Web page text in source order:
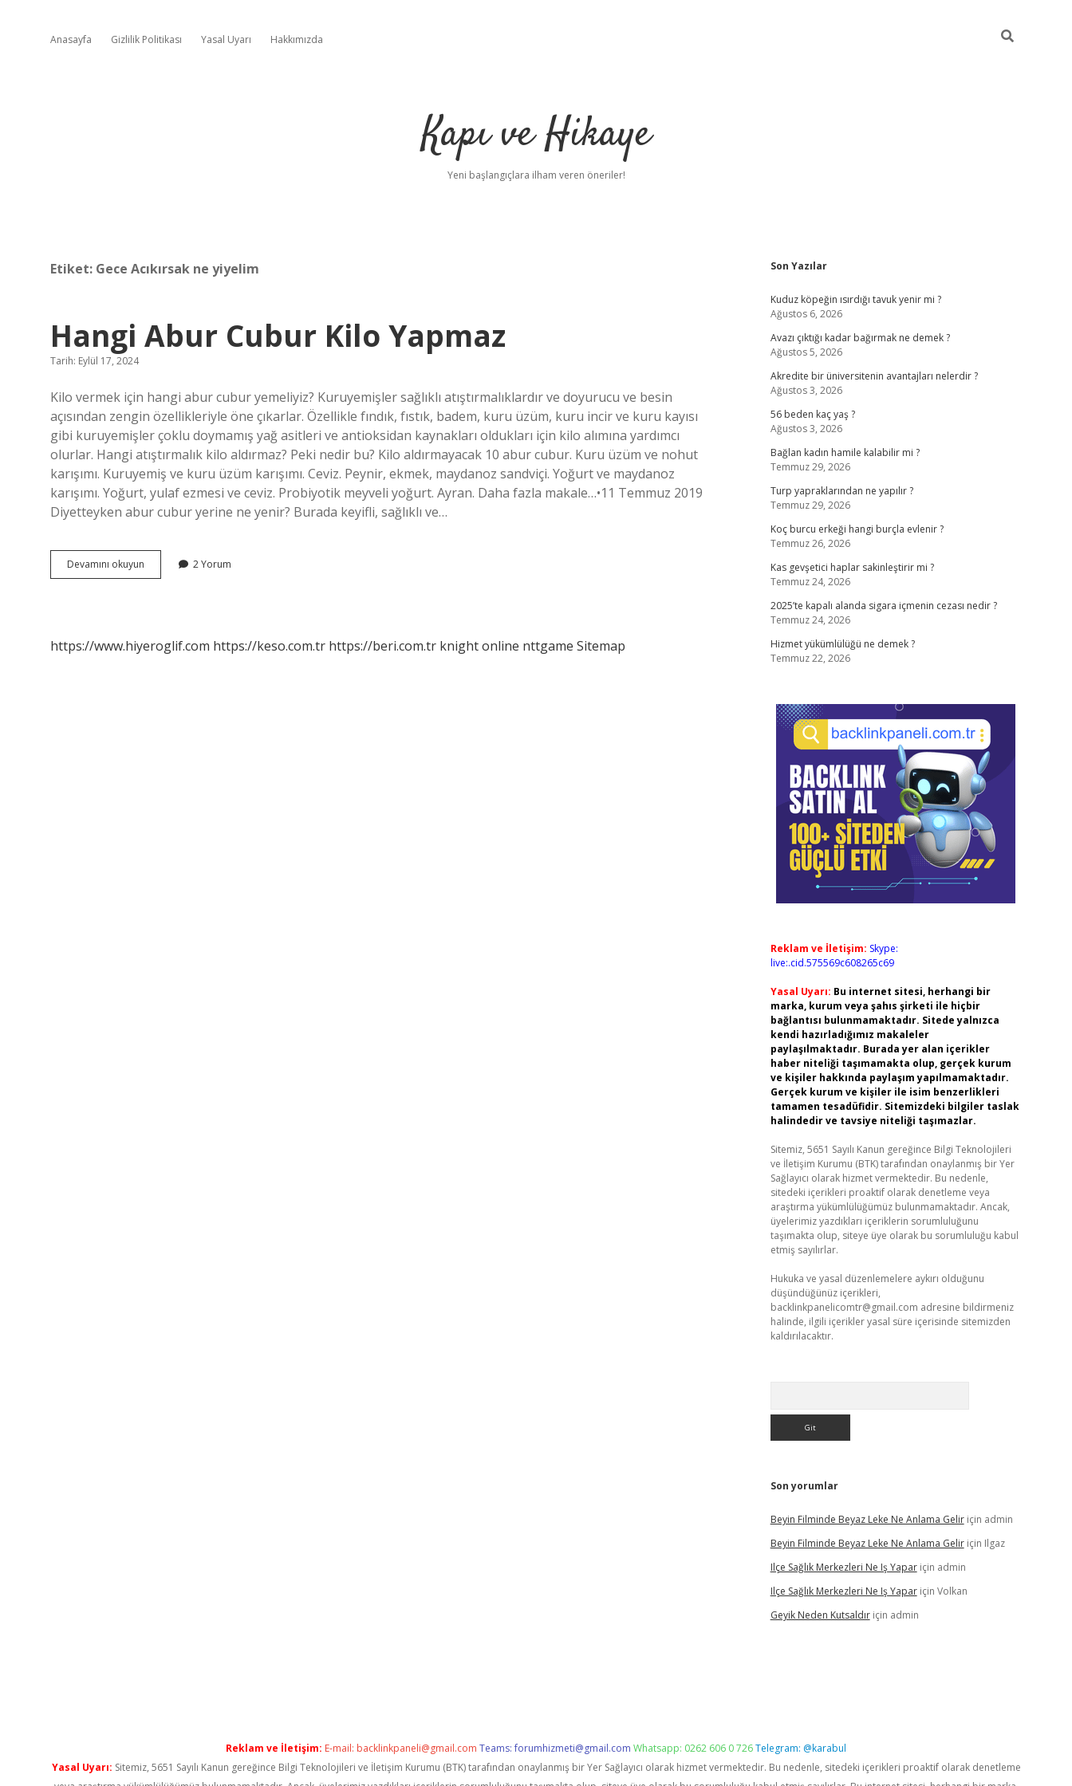
Anasayfa Gizlilik Politikası Yasal Uyarı Hakkımızda
Kapı ve Hikaye
Yeni başlangıçlara ilham veren öneriler!
Etiket: Gece Acıkırsak ne yiyelim
Hangi Abur Cubur Kilo Yapmaz
Tarih: Eylül 17, 2024
Kilo vermek için hangi abur cubur yemeliyiz? Kuruyemişler sağlıklı atıştırmalıklardır ve doyurucu ve besin
açısından zengin özellikleriyle öne çıkarlar. Özellikle fındık, fıstık, badem, kuru üzüm, kuru incir ve kuru kayısı
gibi kuruyemişler çoklu doymamış yağ asitleri ve antioksidan kaynakları oldukları için kilo alımına yardımcı
olurlar. Hangi atıştırmalık kilo aldırmaz? Peki nedir bu? Kilo aldırmayacak 10 abur cubur. Kuru üzüm ve nohut
karışımı. Kuruyemiş ve kuru üzüm karışımı. Ceviz. Peynir, ekmek, maydanoz sandviçi. Yoğurt ve maydanoz
karışımı. Yoğurt, yulaf ezmesi ve ceviz. Probiyotik meyveli yoğurt. Ayran. Daha fazla makale…•11 Temmuz 2019
Diyetteyken abur cubur yerine ne yenir? Burada keyifli, sağlıklı ve…
Devamını okuyun
Abur
2 Yorum
https://www.hiyeroglif.com https://keso.com.tr https://beri.com.tr knight online nttgame Sitemap
Sidebar
Son Yazılar
Kuduz köpeğin ısırdığı tavuk yenir mi ?
Ağustos 6, 2026
Avazı çıktığı kadar bağırmak ne demek ?
Ağustos 5, 2026
Akredite bir üniversitenin avantajları nelerdir ?
Ağustos 3, 2026
56 beden kaç yaş ?
Ağustos 3, 2026
Bağlan kadın hamile kalabilir mi ?
Temmuz 29, 2026
Turp yapraklarından ne yapılır ?
Temmuz 29, 2026
Koç burcu erkeği hangi burçla evlenir ?
Temmuz 26, 2026
Kas gevşetici haplar sakinleştirir mi ?
Temmuz 24, 2026
2025’te kapalı alanda sigara içmenin cezası nedir ?
Temmuz 24, 2026
Hizmet yükümlülüğü ne demek ?
Temmuz 22, 2026
Reklam ve İletişim: Skype:
live:.cid.575569c608265c69
Yasal Uyarı: Bu internet sitesi, herhangi bir
marka, kurum veya şahıs şirketi ile hiçbir
bağlantısı bulunmamaktadır. Sitede yalnızca
kendi hazırladığımız makaleler
paylaşılmaktadır. Burada yer alan içerikler
haber niteliği taşımamakta olup, gerçek kurum
ve kişiler hakkında paylaşım yapılmamaktadır.
Gerçek kurum ve kişiler ile isim benzerlikleri
tamamen tesadüfidir. Sitemizdeki bilgiler taslak
halindedir ve tavsiye niteliği taşımazlar.
Sitemiz, 5651 Sayılı Kanun gereğince Bilgi Teknolojileri
ve İletişim Kurumu (BTK) tarafından onaylanmış bir Yer
Sağlayıcı olarak hizmet vermektedir. Bu nedenle,
sitedeki içerikleri proaktif olarak denetleme veya
araştırma yükümlülüğümüz bulunmamaktadır. Ancak,
üyelerimiz yazdıkları içeriklerin sorumluluğunu
taşımakta olup, siteye üye olarak bu sorumluluğu kabul
etmiş sayılırlar.
Hukuka ve yasal düzenlemelere aykırı olduğunu
düşündüğünüz içerikleri,
backlinkpanelicomtr@gmail.com adresine bildirmeniz
halinde, ilgili içerikler yasal süre içerisinde sitemizden
kaldırılacaktır.
Son yorumlar
Beyin Filminde Beyaz Leke Ne Anlama Geliriçin admin
Beyin Filminde Beyaz Leke Ne Anlama Geliriçin Ilgaz
Ilçe Sağlık Merkezleri Ne Iş Yapariçin admin
Ilçe Sağlık Merkezleri Ne Iş Yapariçin Volkan
Geyik Neden Kutsaldıriçin admin
Reklam ve İletişim: E-mail: backlinkpaneli@gmail.com Teams:forumhizmeti@gmail.com Whatsapp: 0262 606 0 726Telegram: @karabul
Yasal Uyarı: Sitemiz, 5651 Sayılı Kanun gereğince Bilgi Teknolojileri ve İletişim Kurumu (BTK) tarafından onaylanmış bir Yer Sağlayıcı olarak hizmet vermektedir. Bu nedenle, sitedeki içerikleri proaktif olarak denetleme